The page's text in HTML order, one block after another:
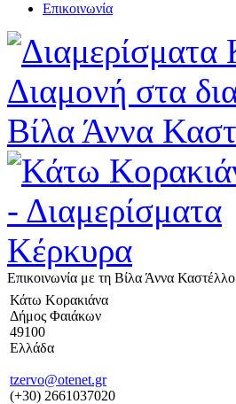
Επικοινωνία
Επικοινωνία με τη Βίλα Άννα Καστέλλο
Κάτω Κορακιάνα
Δήμος Φαιάκων
49100
Ελλάδα
tzervo@otenet.gr
(+30) 2661037020